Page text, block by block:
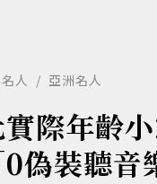
人 亞洲名人
際年齡小
偽裝聽音